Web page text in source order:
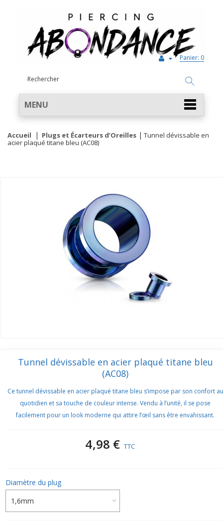
Panier: 0
MENU
Accueil Plugs et Écarteurs d’Oreilles
Tunnel dévissable en
acier plaqué titane bleu (AC08)
Tunnel dévissable en acier plaqué titane bleu
(AC08)
Ce tunnel dévissable en acier plaqué titane bleu s’impose par son confort au
quotidien et sa touche de couleur intense. Vendu à l’unité, il se pose
facilement pour un look moderne qui attire l’œil sans être envahissant.
4,98 € TTC
Diamètre du plug